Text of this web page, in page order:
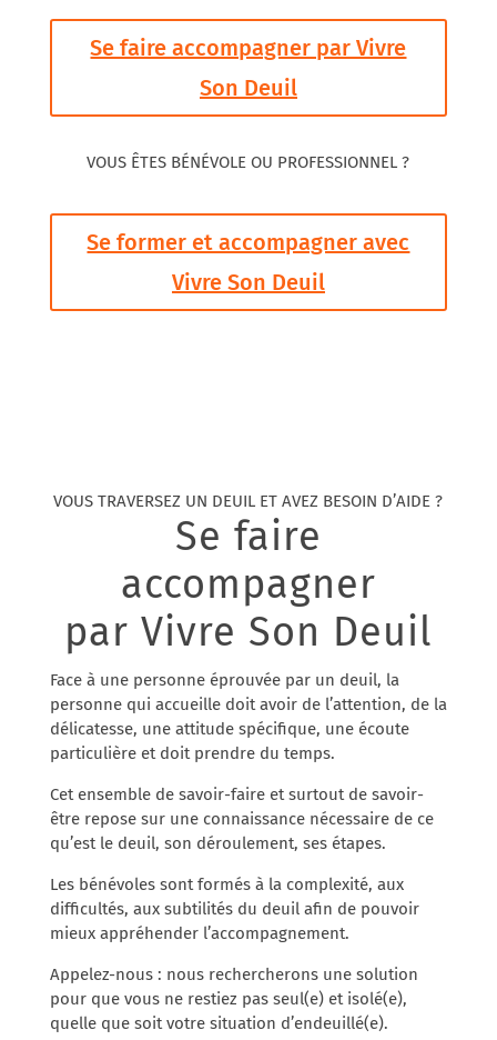
Se faire accompagner par Vivre
Son Deuil
VOUS ÊTES BÉNÉVOLE OU PROFESSIONNEL ?
Se former et accompagner avec
Vivre Son Deuil
VOUS TRAVERSEZ UN DEUIL ET AVEZ BESOIN D’AIDE ?
Se faire
accompagner
par Vivre Son Deuil
Face à une personne éprouvée par un deuil, la
personne qui accueille doit avoir de l’attention, de la
délicatesse, une attitude spécifique, une écoute
particulière et doit prendre du temps.
Cet ensemble de savoir-faire et surtout de savoir-
être repose sur une connaissance nécessaire de ce
qu’est le deuil, son déroulement, ses étapes.
Les bénévoles sont formés à la complexité, aux
difficultés, aux subtilités du deuil afin de pouvoir
mieux appréhender l’accompagnement.
Appelez-nous : nous rechercherons une solution
pour que vous ne restiez pas seul(e) et isolé(e),
quelle que soit votre situation d’endeuillé(e).